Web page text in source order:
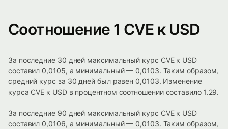
Соотношение 1 CVE к USD
За последние 30 дней максимальный курс CVE к USD
составил 0,0105, а минимальный — 0,0103. Таким образом,
средний курс за 30 дней был равен 0,0103. Изменение
курса CVE к USD в процентном соотношении составило 1.29.
За последние 90 дней максимальный курс CVE к USD
составил 0,0106, а минимальный — 0,0103. Таким образом,